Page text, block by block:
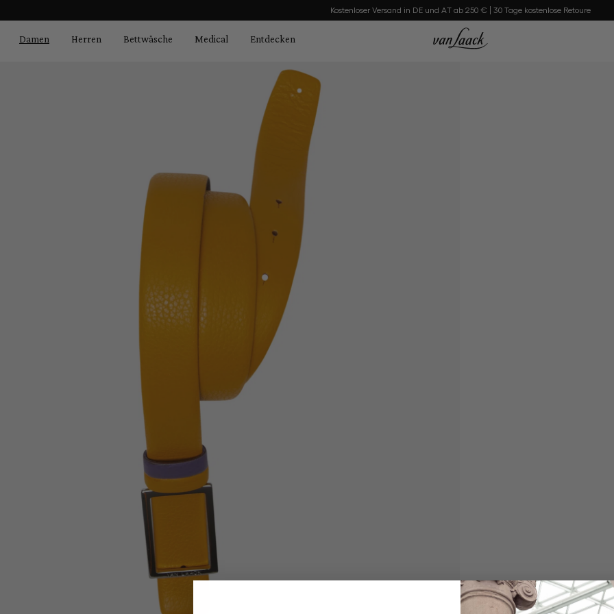
Kostenloser Versand in DE und AT ab 250 € | 30 Tage kostenlose Retoure
Damen Herren Bettwäsche Medical Entdecken
Ledergürtel